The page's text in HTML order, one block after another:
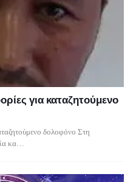
για καταζητούμενο
δολοφόνο Στη
κα…